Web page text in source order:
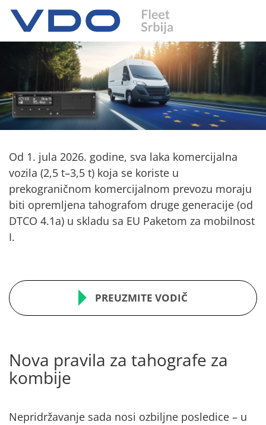
Od 1. jula 2026. godine, sva laka komercijalna
vozila (2,5 t–3,5 t) koja se koriste u
prekograničnom komercijalnom prevozu moraju
biti opremljena tahografom druge generacije (od
DTCO 4.1a) u skladu sa EU Paketom za mobilnost
I.
PREUZMITE VODIČ
Nova pravila za tahografe za
kombije
Nepridržavanje sada nosi ozbiljne posledice – u